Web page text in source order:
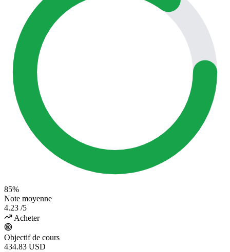
85%
Note moyenne
4.23 /5
Acheter
Objectif de cours
434.83 USD